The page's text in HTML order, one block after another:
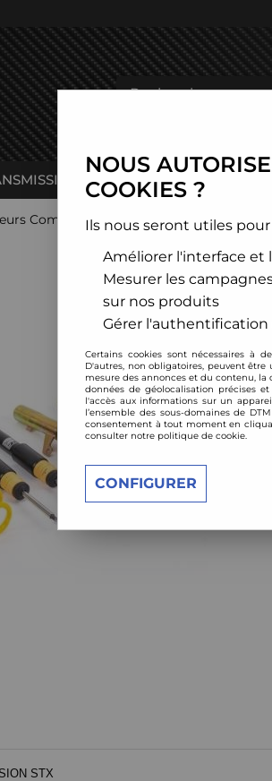
CHÂSSIS
Combinés filetés >Opel > Adam >
STX
NOUS
COOKIES ?
Ils nous seront utiles pour
Améliorer l'interface et
Mesurer les
sur nos produits
Gérer
Certains cookies sont nécessaires à
D'autres, non obligatoires, peuvent
mesure des annonces et du contenu,
données de géolocalisation précises
l'accès aux informations sur un
l’ensemble des sous-domaines de
consentement à tout moment en
consulter notre politique de cookie.
CONFIGURER